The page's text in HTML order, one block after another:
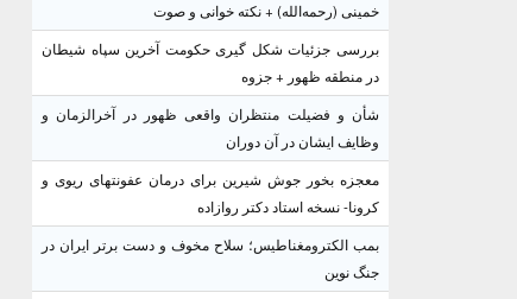
خمینی (رحمه‌الله) + نکته خوانی و صوت
بررسی جزئیات شکل گیری حکومت آخرین سپاه شیطان
در منطقه ظهور + جزوه
شأن و فضیلت منتظران واقعی ظهور در آخرالزمان و
وظایف ایشان در آن دوران
معجزه بخور جوش شیرین برای درمان عفونتهای ریوی و
کرونا- نسخه استاد دکتر روازاده
بمب الکترومغناطیس؛ سلاح مخوف و دست برتر ایران در
جنگ نوین